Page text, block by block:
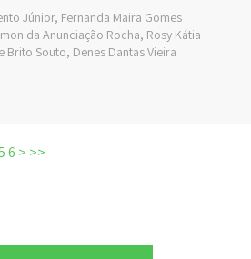
Júnior, Fernanda Maira Gomes
da Anunciação Rocha, Rosy Kátia
Brito Souto, Denes Dantas Vieira
6 > >>